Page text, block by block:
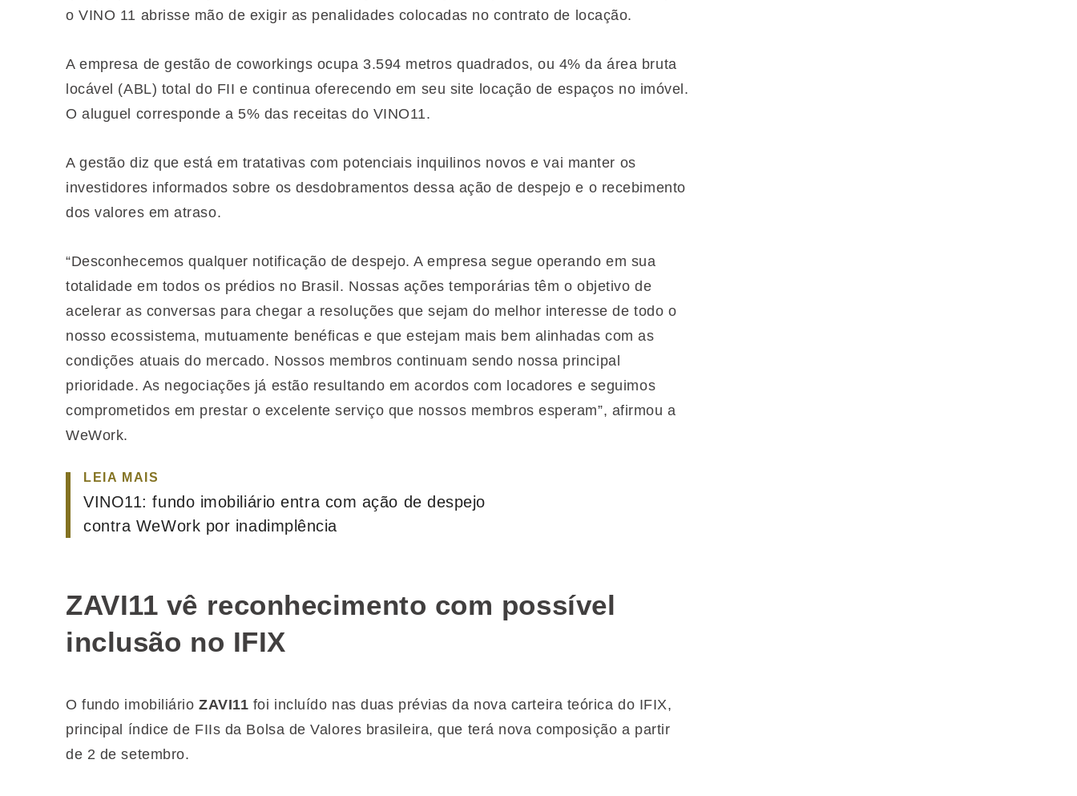
o VINO 11 abrisse mão de exigir as penalidades colocadas no contrato de locação.
A empresa de gestão de coworkings ocupa 3.594 metros quadrados, ou 4% da área bruta
locável (ABL) total do FII e continua oferecendo em seu site locação de espaços no imóvel.
O aluguel corresponde a 5% das receitas do VINO11.
A gestão diz que está em tratativas com potenciais inquilinos novos e vai manter os
investidores informados sobre os desdobramentos dessa ação de despejo e o recebimento
dos valores em atraso.
“Desconhecemos qualquer notificação de despejo. A empresa segue operando em sua
totalidade em todos os prédios no Brasil. Nossas ações temporárias têm o objetivo de
acelerar as conversas para chegar a resoluções que sejam do melhor interesse de todo o
nosso ecossistema, mutuamente benéficas e que estejam mais bem alinhadas com as
condições atuais do mercado. Nossos membros continuam sendo nossa principal
prioridade. As negociações já estão resultando em acordos com locadores e seguimos
comprometidos em prestar o excelente serviço que nossos membros esperam”, afirmou a
WeWork.
LEIA MAIS
VINO11: fundo imobiliário entra com ação de despejo
contra WeWork por inadimplência
ZAVI11 vê reconhecimento com possível
inclusão no IFIX
O fundo imobiliário ZAVI11 foi incluído nas duas prévias da nova carteira teórica do IFIX,
principal índice de FIIs da Bolsa de Valores brasileira, que terá nova composição a partir
de 2 de setembro.